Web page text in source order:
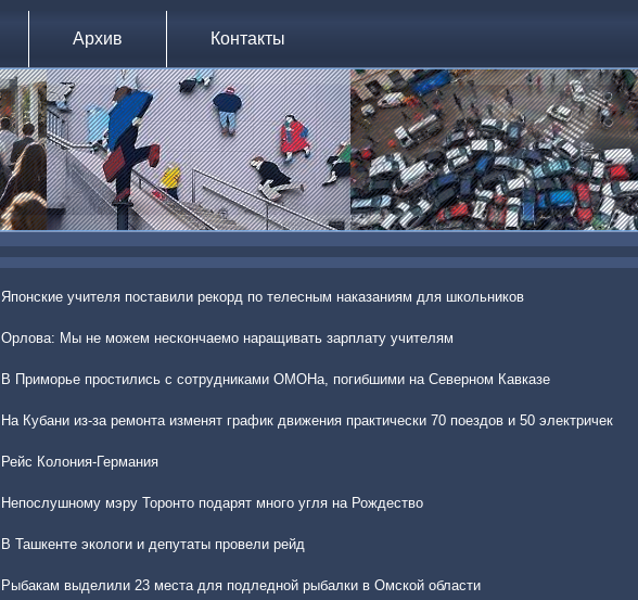
Архив Контакты
Японские учителя поставили рекорд по телесным наказаниям для школьников
Орлова: Мы не можем нескончаемо наращивать зарплату учителям
В Приморье простились с сотрудниками ОМОНа, погибшими на Северном Кавказе
На Кубани из-за ремонта изменят график движения практически 70 поездов и 50 электричек
Рейс Колония-Германия
Непослушному мэру Торонто подарят много угля на Рождество
В Ташкенте экологи и депутаты провели рейд
Рыбакам выделили 23 места для подледной рыбалки в Омской области